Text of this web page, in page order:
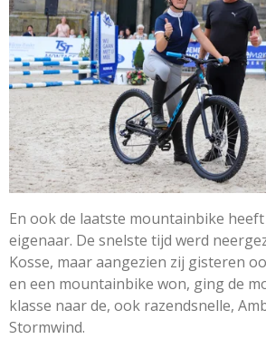
En ook de laatste mountainbike
eigenaar. De snelste tijd werd
Kosse, maar aangezien zij gisteren
en een mountainbike won, ging de
klasse naar de, ook razendsnelle,
Stormwind.